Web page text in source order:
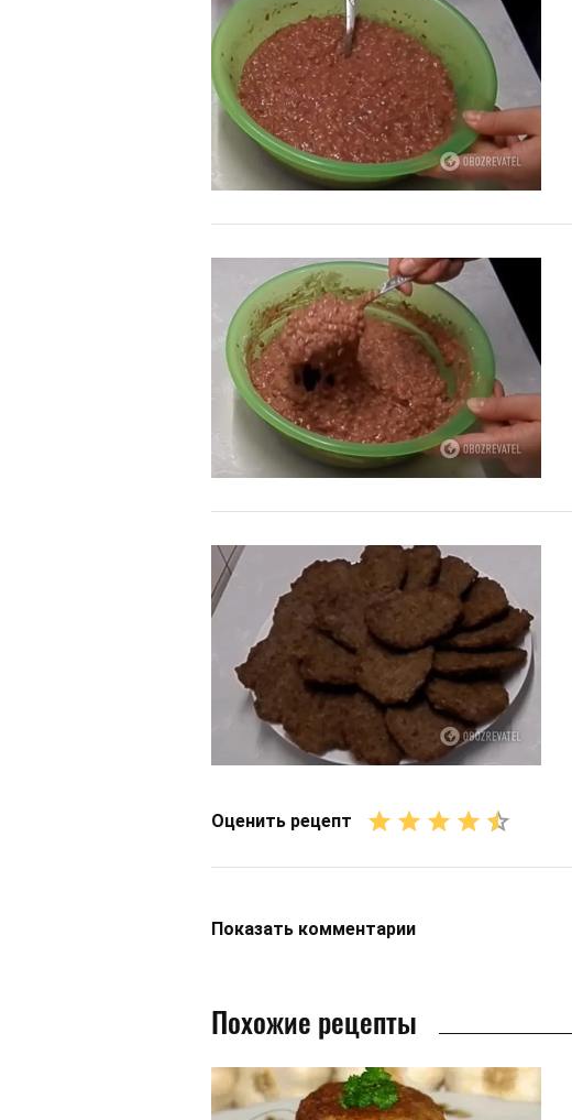
Оценить рецепт
Показать комментарии
Похожие рецепты